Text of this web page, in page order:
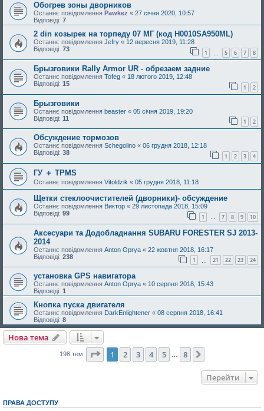
Обогрев зоны дворников
Останнє повідомлення Pawkez « 27 січня 2020, 10:57
Відповіді: 7
2 din козырек на торпеду 07 МГ (код H0010SA950ML)
Останнє повідомлення Jefry « 12 вересня 2019, 11:28
Відповіді: 73 1 5 6 7 8
Брызговики Rally Armor UR - обрезаем задние
Останнє повідомлення Tofeg « 18 лютого 2019, 12:48
Відповіді: 15 1 2
Брызговики
Останнє повідомлення beaster « 05 січня 2019, 19:20
Відповіді: 11 1 2
Обсуждение тормозов
Останнє повідомлення Schegolino « 06 грудня 2018, 12:18
Відповіді: 38 1 2 3 4
ГУ ＋ TPMS
Останнє повідомлення Vitoldzik « 05 грудня 2018, 11:18
Щетки стеклоочистителей (дворники)- обсуждение
Останнє повідомлення Виктор « 29 листопада 2018, 15:09
Відповіді: 99 1 … 7 8 9 10
Аксесуари та Додобладнання SUBARU FORESTER SJ 2013-
2014
Останнє повідомлення Anton Oprya « 22 жовтня 2018, 16:17
Відповіді: 238 1 21 22 23 24
установка GPS навигатора
Останнє повідомлення Anton Oprya « 10 серпня 2018, 15:43
Відповіді: 1
Кнопка пуска двигателя
Останнє повідомлення DarkEnlightener « 08 серпня 2018, 16:41
Відповіді: 8
Нова тема
198 тем Сторінка1 8
1 2 3 4 5 8
Перейти
ПРАВА ДОСТУПУ